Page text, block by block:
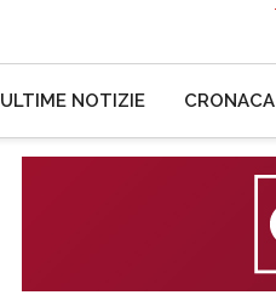
ULTIME NOTIZIE CRONACA